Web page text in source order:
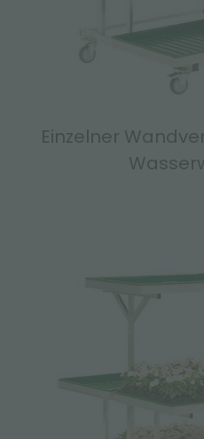
Einzelner